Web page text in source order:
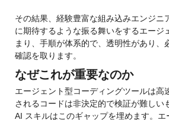
その結果、経験豊富な組み込みエンジニ
に期待するような振る舞いをするエージ
まり、手順が体系的で、透明性があり、
確認を取ります。
なぜこれが重要なのか
エージェント型コーディングツールは高
されるコードは非決定的で検証が難しい
AI スキルはこのギャップを埋めます。